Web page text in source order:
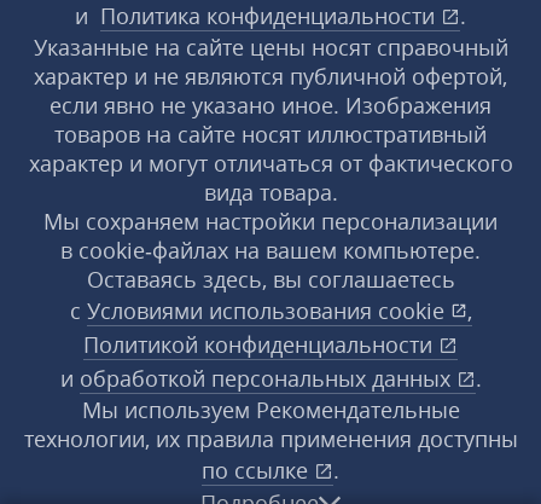
и Политика конфиденциальности
.
Указанные на сайте цены носят справочный
характер и не являются публичной офертой,
если явно не указано иное. Изображения
товаров на сайте носят иллюстративный
характер и могут отличаться от фактического
вида товара.
Мы сохраняем настройки персонализации
в cookie‑файлах на вашем компьютере.
Оставаясь здесь, вы соглашаетесь
с Условиями использования cookie
,
Политикой конфиденциальности
и обработкой персональных данных
.
Мы используем Рекомендательные
технологии, их правила применения доступны
по ссылке
.